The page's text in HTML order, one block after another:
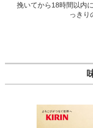
挽いてから18時間以内
っきり